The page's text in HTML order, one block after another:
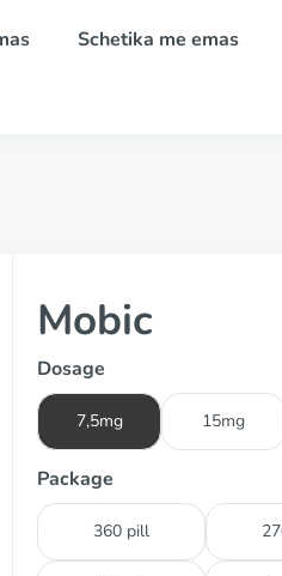
Schetika me emas
Mobic
Dosage
7,5mg 15mg
Package
360 pill